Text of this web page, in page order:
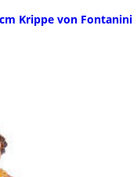
Krippe von Fontanini